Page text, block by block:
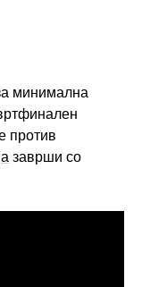
минимална
против
заврши со